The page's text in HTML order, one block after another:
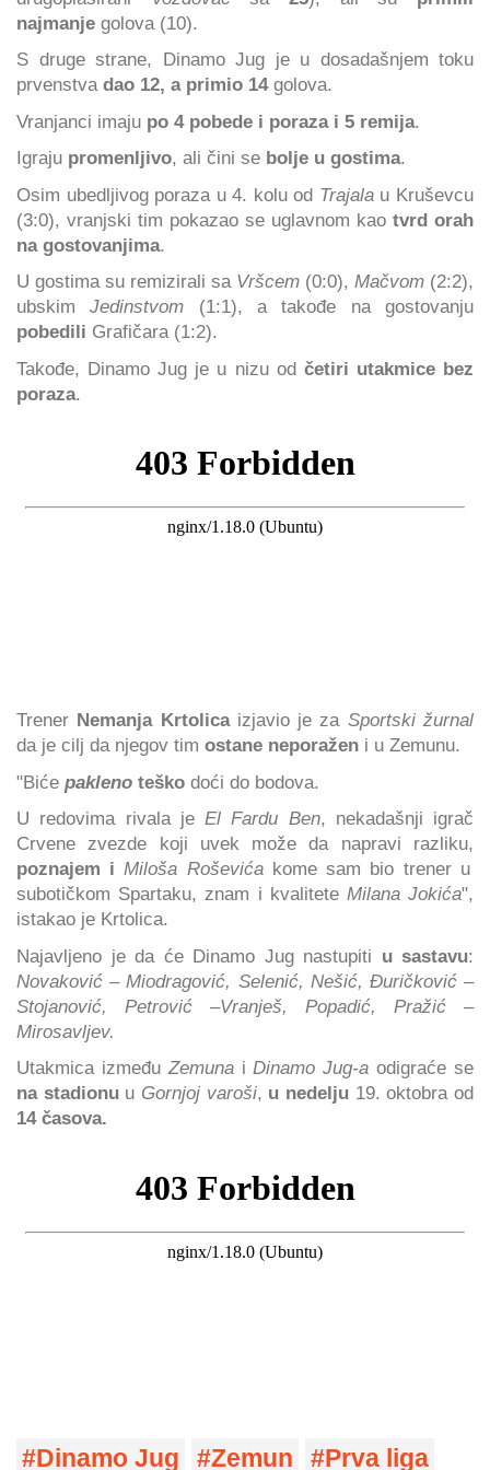
najmanje golova (10).
S druge strane, Dinamo Jug je u dosadašnjem toku
prvenstva dao 12, a primio 14golova.
Vranjanci imaju po 4 pobede i poraza i 5 remija.
Igraju promenljivo, ali čini se bolje u gostima.
Osim ubedljivog poraza u 4. kolu od Trajalau Kruševcu
(3:0), vranjski tim pokazao se uglavnom kao tvrd orah
na gostovanjima.
U gostima su remizirali sa Vršcem (0:0), Mačvom (2:2),
ubskim Jedinstvom (1:1), a takođe na gostovanju
pobedili Grafičara (1:2).
Takođe, Dinamo Jug je u nizu od četiri utakmice bez
poraza.
Trener Nemanja Krtolicaizjavio je za Sportski žurnal
da je cilj da njegov tim ostane neporažen i u Zemunu.
"Biće pakleno teško doći do bodova.
U redovima rivala jeEl Fardu Ben, nekadašnji igrač
Crvene zvezde koji uvek može da napravi razliku,
poznajem iMiloša Roševića kome sam bio trener u
subotičkom Spartaku, znam i kvalitete Milana Jokića",
istakao je Krtolica.
Najavljeno je da će Dinamo Jug nastupiti u sastavu:
Novaković – Miodragović, Selenić, Nešić, Đuričković –
Stojanović, Petrović –Vranješ, Popadić, Pražić –
Mirosavljev.
Utakmica između ZemunaiDinamo Jug-aodigraće se
na stadionuu Gornjoj varoši, u nedelju 19. oktobra od
14 časova.
Dinamo Jug Zemun
Prva liga